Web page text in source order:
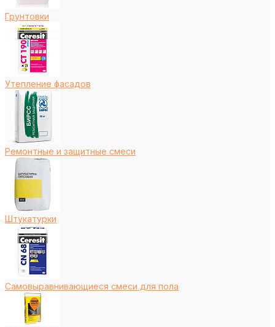
Грунтовки
Утепление фасадов
Ремонтные и защитные смеси
Штукатурки
Самовыравнивающиеся смеси для пола